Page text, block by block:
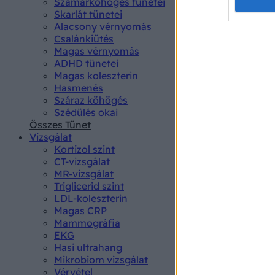
Skarlát tünetei
Alacsony vérnyomás
Csalánkiütés
Magas vérnyomás
ADHD tünetei
Magas koleszterin
Hasmenés
Száraz köhögés
Szédülés okai
Összes Tünet
Vizsgálat
Kortizol szint
CT-vizsgálat
MR-vizsgálat
Triglicerid szint
LDL-koleszterin
Magas CRP
Mammográfia
EKG
Hasi ultrahang
Mikrobiom vizsgálat
Vérvétel